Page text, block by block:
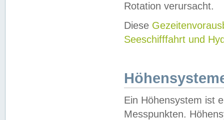
Rotation verursacht.
Diese
Seeschifffahrt und
Ein Höhensystem ist
Messpunkten.